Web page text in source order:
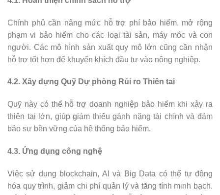
Chính phủ cần nâng mức hỗ trợ phí bảo hiểm, mở rộng
phạm vi bảo hiểm cho các loại tài sản, máy móc và con
người. Các mô hình sản xuất quy mô lớn cũng cần nhận
hỗ trợ tốt hơn để khuyến khích đầu tư vào nông nghiệp.
4.2. Xây dựng Quỹ Dự phòng Rủi ro Thiên tai
Quỹ này có thể hỗ trợ doanh nghiệp bảo hiểm khi xảy ra
thiên tai lớn, giúp giảm thiểu gánh nặng tài chính và đảm
bảo sự bền vững của hệ thống bảo hiểm.
4.3. Ứng dụng công nghệ
Việc sử dụng blockchain, AI và Big Data có thể tự động
hóa quy trình, giảm chi phí quản lý và tăng tính minh bạch.